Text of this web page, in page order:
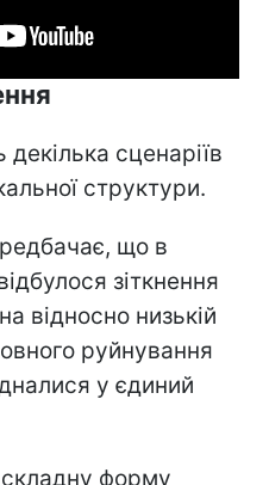
сценаріїв
структури.
що в
зіткнення
відносно низькій
руйнування
у єдиний
форму